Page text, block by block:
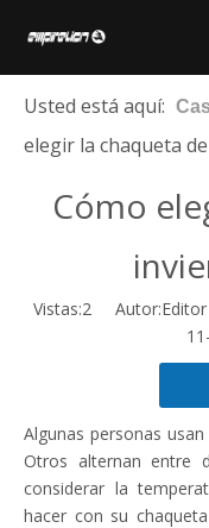
Usted está aquí:
elegir la chaqueta
Cómo
Vistas:2 Autor:Editor
Algunas personas
Otros alternan entre
considerar la
hacer con su